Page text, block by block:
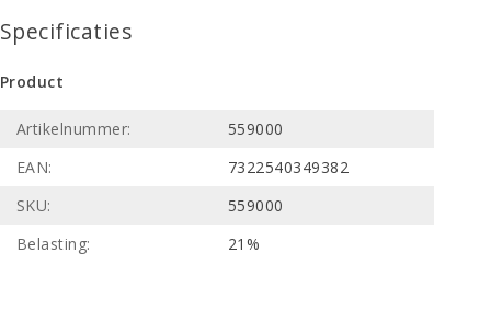
Specificaties
Product
Artikelnummer:
559000
EAN:
7322540349382
SKU:
559000
Belasting:
21%